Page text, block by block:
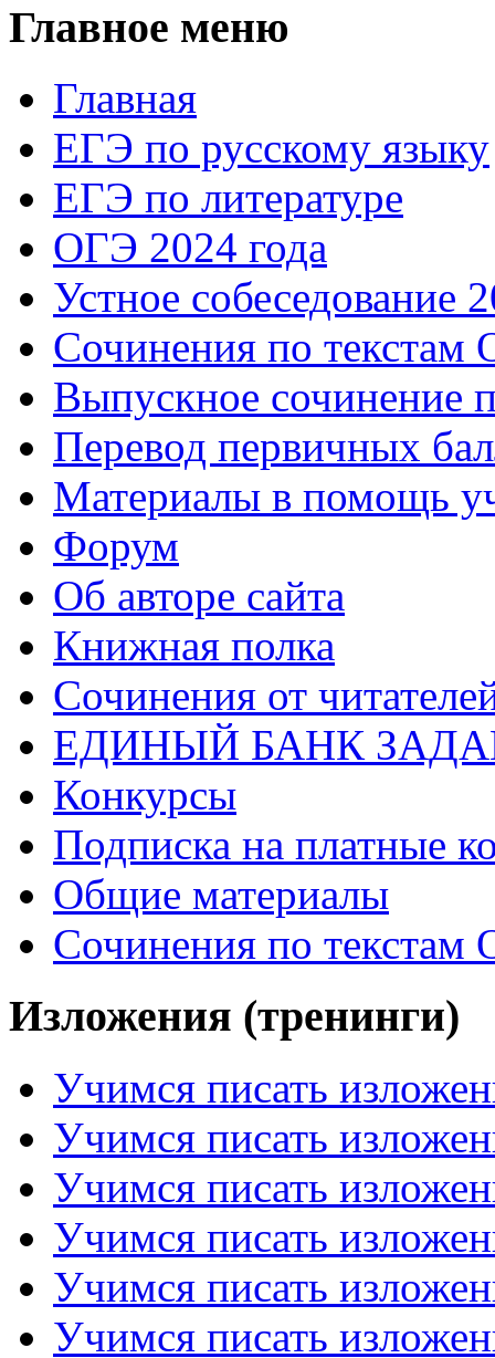
Главное меню
Главная
ЕГЭ по русскому языку
ЕГЭ по литературе
ОГЭ 2024 года
Устное собеседование
Сочинения по текстам
Выпускное сочинение
Перевод первичных
Материалы в помощь
Форум
Об авторе сайта
Книжная полка
Cочинения от
ЕДИНЫЙ БАНК
Конкурсы
Подписка на платные
Общие материалы
Сочинения по текстам
Изложения (тренинги)
Учимся писать
Учимся писать
Учимся писать
Учимся писать
Учимся писать
Учимся писать